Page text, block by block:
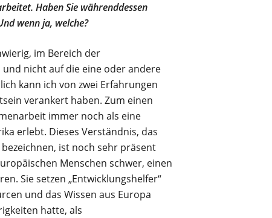
Haben Sie währenddessen
wenn ja, welche?
im Bereich der
nicht auf die eine oder andere
kann ich von zwei Erfahrungen
verankert haben. Zum einen
immer noch als eine
erlebt. Dieses Verständnis, das
ist noch sehr präsent
Menschen schwer, einen
Sie setzen „Entwicklungshelfer“
und das Wissen aus Europa
hatte, als